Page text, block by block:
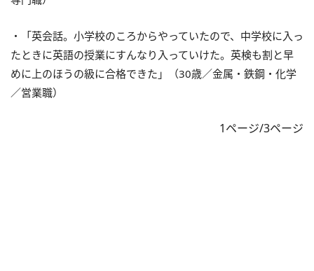
・「英会話。小学校のころからやっていたので、中学校に入っ
たときに英語の授業にすんなり入っていけた。英検も割と早
めに上のほうの級に合格できた」（30歳／金属・鉄鋼・化学
／営業職）
1ページ/3ページ